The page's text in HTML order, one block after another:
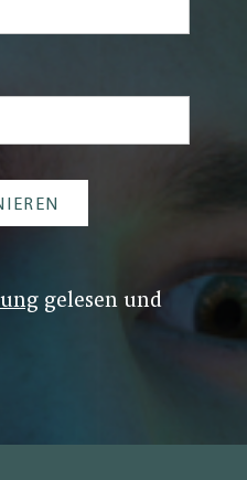
gelesen und